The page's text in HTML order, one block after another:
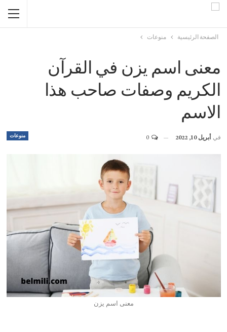
الصفحة الرئيسية منوعات
معنى اسم يزن في القرآن
الكريم وصفات صاحب هذا
الاسم
منوعات في أبريل 10, 2022 0
معنى اسم يزن